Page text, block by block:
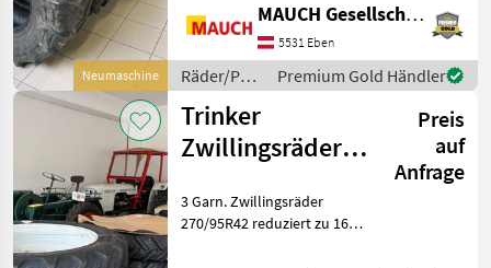
Neumaschine
Zoll, Räder, Sonstiges
Diverse neue Traktorreifen
lagernd: 1 Stk. 270/95
MAUCH Gesellschaft m.b.H. & Co.KG, Eben
5531 Eben
Räder/Pneu/Felgen
/ Sonstige
Premium Gold Händler
Trinker
Zwillingsräder
zu 34"
Preis
auf
Anfrage
3 Garn. Zwillingsräder
270/95R42 reduziert zu 16,